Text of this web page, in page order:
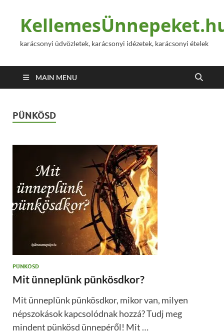
karácsonyi üdvözletek, karácsonyi idézetek, karácsonyi ételek
MAIN MENU
PÜNKÖSD
PÜNKÖSD
Mit ünneplünk pünkösdkor?
Mit ünneplünk pünkösdkor, mikor van, milyen
népszokások kapcsolódnak hozzá? Tudj meg
mindent pünkösd ünnepéről! Mit …